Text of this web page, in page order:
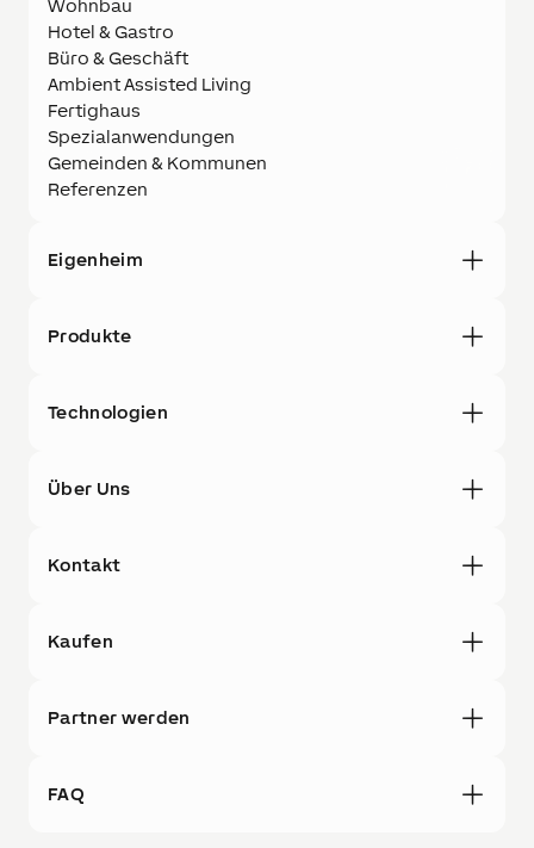
Wohnbau
Hotel & Gastro
Büro & Geschäft
Ambient Assisted Living
Fertighaus
Spezialanwendungen
Gemeinden & Kommunen
Referenzen
Eigenheim
Produkte
Technologien
Über Uns
Kontakt
Kaufen
Partner werden
FAQ